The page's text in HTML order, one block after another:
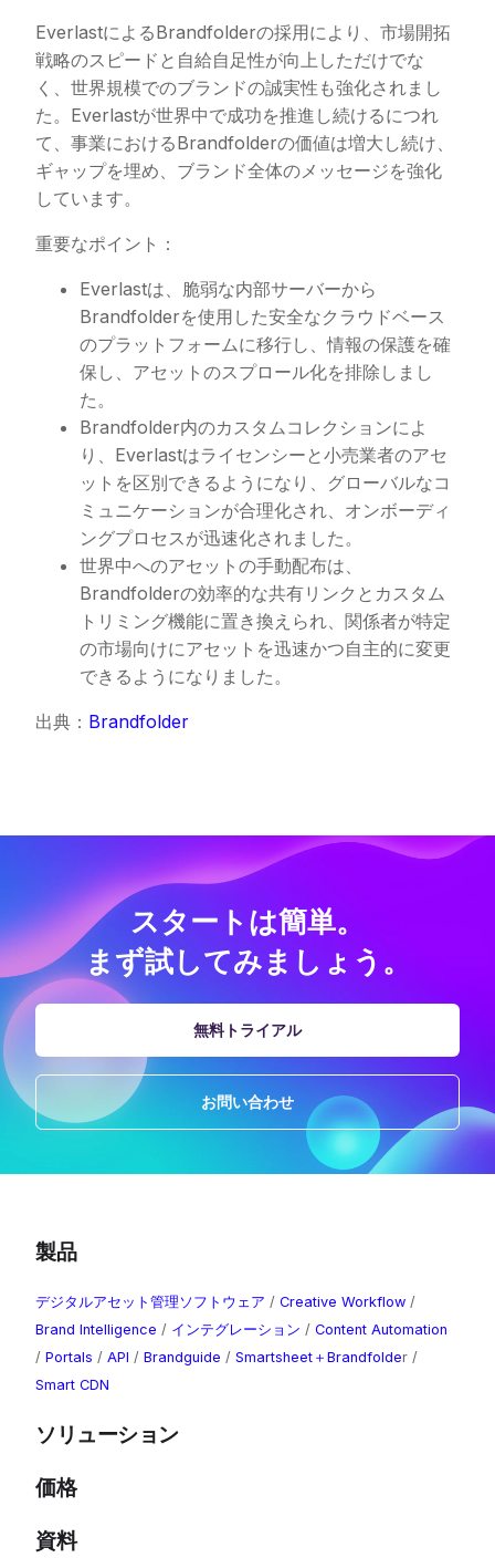
EverlastによるBrandfolderの採用により、市場開拓
戦略のスピードと自給自足性が向上しただけでな
く、世界規模でのブランドの誠実性も強化されまし
た。Everlastが世界中で成功を推進し続けるにつれ
て、事業におけるBrandfolderの価値は増大し続け、
ギャップを埋め、ブランド全体のメッセージを強化
しています。
重要なポイント：
Everlastは、脆弱な内部サーバーから
Brandfolderを使用した安全なクラウドベース
のプラットフォームに移行し、情報の保護を確
保し、アセットのスプロール化を排除しまし
た。
Brandfolder内のカスタムコレクションによ
り、Everlastはライセンシーと小売業者のアセ
ットを区別できるようになり、グローバルなコ
ミュニケーションが合理化され、オンボーディ
ングプロセスが迅速化されました。
世界中へのアセットの手動配布は、
Brandfolderの効率的な共有リンクとカスタム
トリミング機能に置き換えられ、関係者が特定
の市場向けにアセットを迅速かつ自主的に変更
できるようになりました。
出典： Brandfolder
スタートは簡単。
まず試してみましょう。
無料トライアル
お問い合わせ
製品
デジタルアセット管理ソフトウェア /Creative Workflow /
Brand Intelligence ​ / インテグレーション /Content Automation
/Portals /API /Brandguide /Smartsheet＋Brandfolder /
Smart CDN
ソリューション
価格
資料